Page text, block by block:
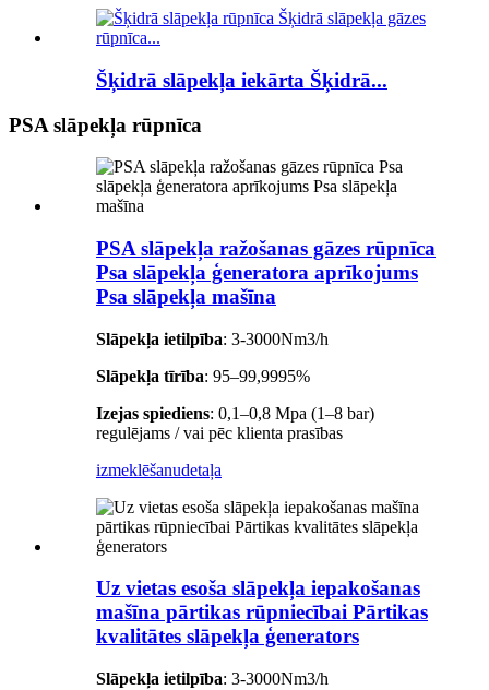
Šķidrā slāpekļa iekārta Šķidrā...
PSA slāpekļa rūpnīca
PSA slāpekļa ražošanas gāzes rūpnīca
Psa slāpekļa ģeneratora aprīkojums
Psa slāpekļa mašīna
Slāpekļa ietilpība: 3-3000Nm3/h
Slāpekļa tīrība: 95–99,9995%
Izejas spiediens: 0,1–0,8 Mpa (1–8 bar)
regulējams / vai pēc klienta prasības
izmeklēšanudetaļa
Uz vietas esoša slāpekļa iepakošanas
mašīna pārtikas rūpniecībai Pārtikas
kvalitātes slāpekļa ģenerators
Slāpekļa ietilpība: 3-3000Nm3/h